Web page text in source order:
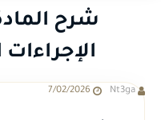
الإجراءات
Nt3ga
7/02/2026